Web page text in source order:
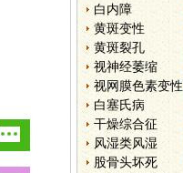
白内障
黄斑变性
黄斑裂孔
视神经萎缩
视网膜色素变性
白塞氏病
干燥综合征
风湿类风湿
股骨头坏死